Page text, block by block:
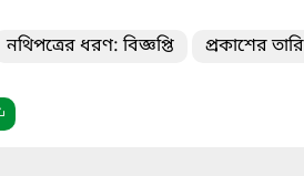
নথিপত্রের ধরণ: বিজ্ঞপ্তি প্রকাশের